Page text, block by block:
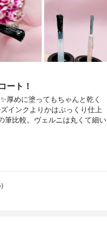
ート！
厚めに塗ってもちゃんと乾く
インクよりかはぷっくり仕上
筆比較。ヴェルニは丸くて細い